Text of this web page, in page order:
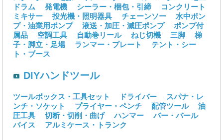
ドラム
発電機 シーラー・梱包・引締
コンクリート
ミキサー
投光機・照明器具 チェーンソー
水中ポン
プ・油業用ポンプ
液送・加圧・減圧ポンプ
ポンプ付
属品
空調工具 自動巻リール ねじ切機 三脚
梯
子・脚立・足場
ランマー・プレート
テント・シー
ト・ブース
DIYハンドツール
ツールボックス・工具セット ドライバー
スパナ・レ
ンチ・ソケット
プライヤー・ペンチ 配管ツール
油
圧工具
切断・切削・曲げ ハンマー
バー・バール
バイス
アルミケース・トランク